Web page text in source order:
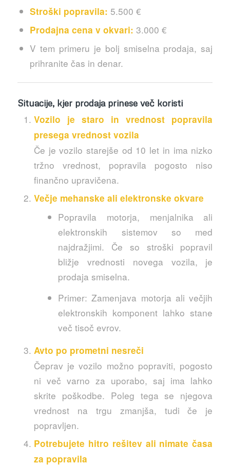
Stroški popravila: 5.500 €
Prodajna cena v okvari: 3.000 €
V tem primeru je bolj smiselna prodaja, saj
prihranite čas in denar.
Situacije, kjer prodaja prinese več koristi
Vozilo je staro in vrednost popravila
presega vrednost vozila
Če je vozilo starejše od 10 let in ima nizko
tržno vrednost, popravila pogosto niso
finančno upravičena.
Večje mehanske ali elektronske okvare
Popravila motorja, menjalnika ali
elektronskih sistemov so med
najdražjimi. Če so stroški popravil
bližje vrednosti novega vozila, je
prodaja smiselna.
Primer: Zamenjava motorja ali večjih
elektronskih komponent lahko stane
več tisoč evrov.
Avto po prometni nesreči
Čeprav je vozilo možno popraviti, pogosto
ni več varno za uporabo, saj ima lahko
skrite poškodbe. Poleg tega se njegova
vrednost na trgu zmanjša, tudi če je
popravljen.
Potrebujete hitro rešitev ali nimate časa
za popravila